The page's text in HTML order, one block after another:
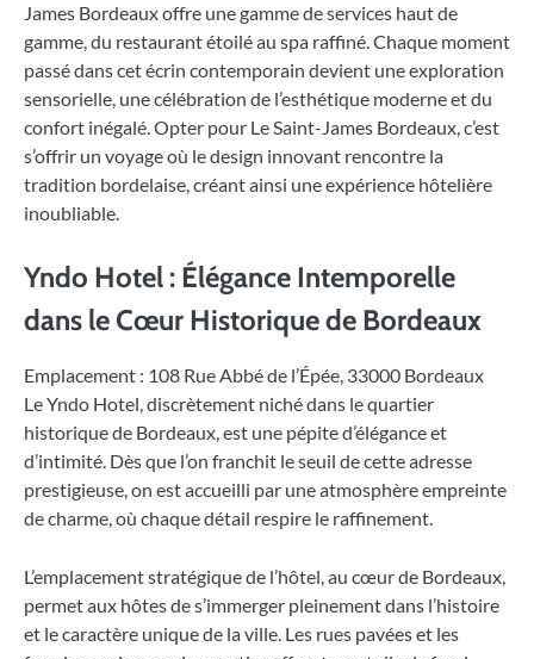
James Bordeaux offre une gamme de services haut de
gamme, du restaurant étoilé au spa raffiné. Chaque moment
passé dans cet écrin contemporain devient une exploration
sensorielle, une célébration de l’esthétique moderne et du
confort inégalé. Opter pour Le Saint-James Bordeaux, c’est
s’offrir un voyage où le design innovant rencontre la
tradition bordelaise, créant ainsi une expérience hôtelière
inoubliable.
Yndo Hotel : Élégance Intemporelle
dans le Cœur Historique de Bordeaux
Emplacement : 108 Rue Abbé de l’Épée, 33000 Bordeaux
Le Yndo Hotel, discrètement niché dans le quartier
historique de Bordeaux, est une pépite d’élégance et
d’intimité. Dès que l’on franchit le seuil de cette adresse
prestigieuse, on est accueilli par une atmosphère empreinte
de charme, où chaque détail respire le raffinement.
L’emplacement stratégique de l’hôtel, au cœur de Bordeaux,
permet aux hôtes de s’immerger pleinement dans l’histoire
et le caractère unique de la ville. Les rues pavées et les